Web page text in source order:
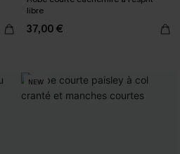
libre
37,00 €
NEW